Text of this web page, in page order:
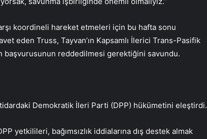
koordineli hareket etmeleri için bu hafta sonu
eden Truss, Tayvan’ın Kapsamlı İlerici Trans-Pasifik
başvurusunun reddedilmesi gerektiğini savundu.
Demokratik İleri Parti (DPP) hükümetini eleştirdi.
yetkilileri, bağımsızlık iddialarına dış destek almak